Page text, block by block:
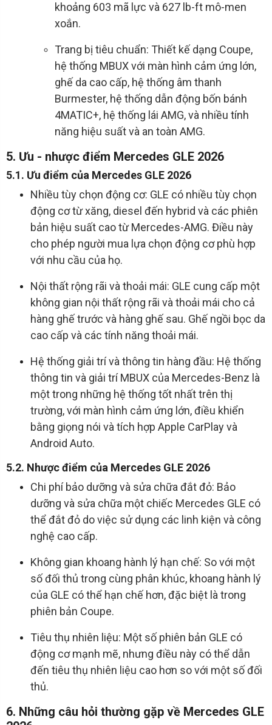
khoảng 603 mã lực và 627 lb-ft mô-men
xoắn.
Trang bị tiêu chuẩn: Thiết kế dạng Coupe,
hệ thống MBUX với màn hình cảm ứng lớn,
ghế da cao cấp, hệ thống âm thanh
Burmester, hệ thống dẫn động bốn bánh
4MATIC+, hệ thống lái AMG, và nhiều tính
năng hiệu suất và an toàn AMG.
5. Ưu - nhược điểm Mercedes GLE 2026
5.1. Ưu điểm của Mercedes GLE 2026
Nhiều tùy chọn động cơ: GLE có nhiều tùy chọn
động cơ từ xăng, diesel đến hybrid và các phiên
bản hiệu suất cao từ Mercedes-AMG. Điều này
cho phép người mua lựa chọn động cơ phù hợp
với nhu cầu của họ.
Nội thất rộng rãi và thoải mái: GLE cung cấp một
không gian nội thất rộng rãi và thoải mái cho cả
hàng ghế trước và hàng ghế sau. Ghế ngồi bọc da
cao cấp và các tính năng thoải mái.
Hệ thống giải trí và thông tin hàng đầu: Hệ thống
thông tin và giải trí MBUX của Mercedes-Benz là
một trong những hệ thống tốt nhất trên thị
trường, với màn hình cảm ứng lớn, điều khiển
bằng giọng nói và tích hợp Apple CarPlay và
Android Auto.
5.2. Nhược điểm của Mercedes GLE 2026
Chi phí bảo dưỡng và sửa chữa đắt đỏ: Bảo
dưỡng và sửa chữa một chiếc Mercedes GLE có
thể đắt đỏ do việc sử dụng các linh kiện và công
nghệ cao cấp.
Không gian khoang hành lý hạn chế: So với một
số đối thủ trong cùng phân khúc, khoang hành lý
của GLE có thể hạn chế hơn, đặc biệt là trong
phiên bản Coupe.
Tiêu thụ nhiên liệu: Một số phiên bản GLE có
động cơ mạnh mẽ, nhưng điều này có thể dẫn
đến tiêu thụ nhiên liệu cao hơn so với một số đối
thủ.
6. Những câu hỏi thường gặp về Mercedes GLE